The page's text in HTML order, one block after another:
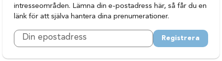
Herrljunga
Härryda
Tranemo
intresseområden. Lämna din e-postadress här, så får du en
länk för att själva hantera dina prenumerationer.
Registrera